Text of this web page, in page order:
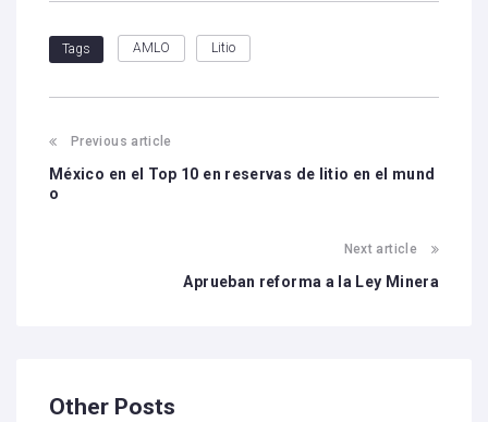
Tags AMLO Litio
Previous article
México en el Top 10 en reservas de litio en el mund
o
Next article
Aprueban reforma a la Ley Minera
Other Posts